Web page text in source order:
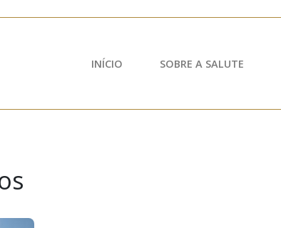
INÍCIO SOBRE A SALUTE